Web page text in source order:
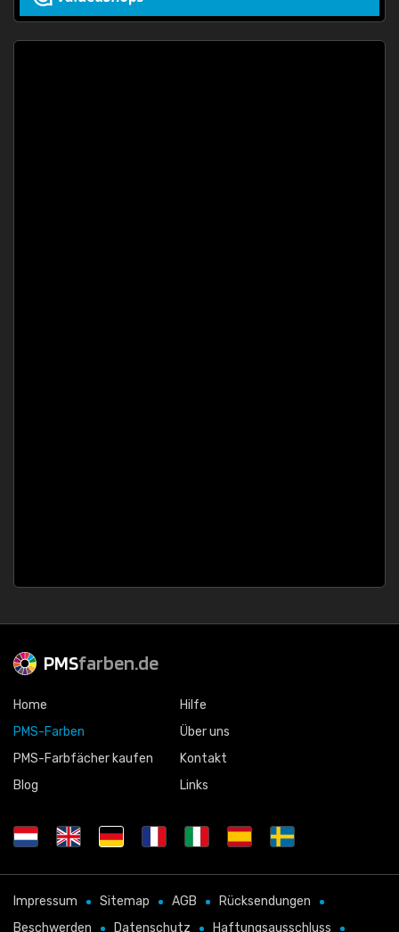
PMSfarben.de
Home
PMS-Farben
PMS-Farbfächer kaufen
Blog
Hilfe
Über uns
Kontakt
Links
Impressum Sitemap AGB
Rücksendungen
Beschwerden
Datenschutz Haftungsausschluss